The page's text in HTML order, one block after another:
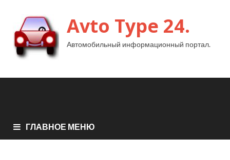
Avto Type 24.
Автомобильный информационный портал.
ГЛАВНОЕ МЕНЮ